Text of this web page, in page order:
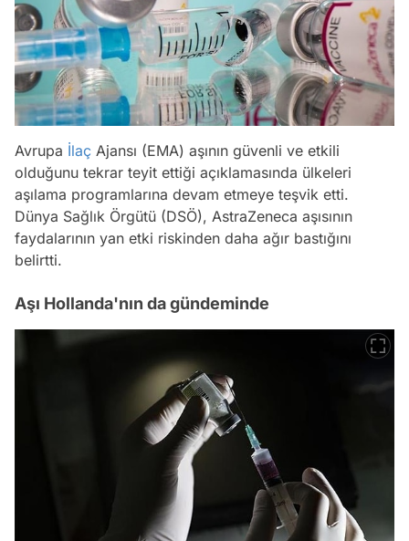
Avrupa İlaç Ajansı (EMA) aşının güvenli ve etkili
olduğunu tekrar teyit ettiği açıklamasında ülkeleri
aşılama programlarına devam etmeye teşvik etti.
Dünya Sağlık Örgütü (DSÖ), AstraZeneca aşısının
faydalarının yan etki riskinden daha ağır bastığını
belirtti.
Aşı Hollanda'nın da gündeminde